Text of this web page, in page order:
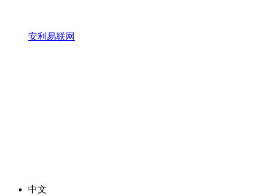
安利易联网
中文